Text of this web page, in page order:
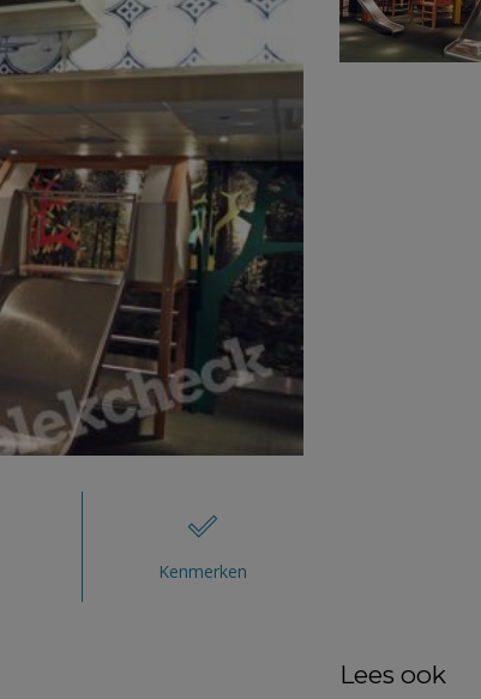
Kenmerken
Lees ook